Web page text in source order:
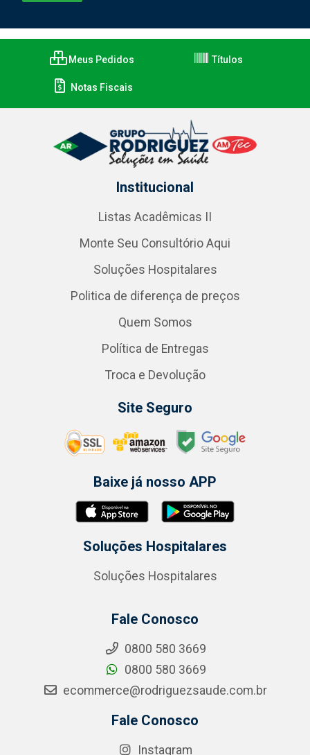
Meus Pedidos Títulos
Notas Fiscais
Institucional
Listas Acadêmicas II
Monte Seu Consultório Aqui
Soluções Hospitalares
Politica de diferença de preços
Quem Somos
Política de Entregas
Troca e Devolução
Site Seguro
Baixe já nosso APP
Soluções Hospitalares
Soluções Hospitalares
Fale Conosco
0800 580 3669
0800 580 3669
ecommerce@rodriguezsaude.com.br
Fale Conosco
Instagram